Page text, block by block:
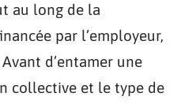
au long de la
par l’employeur,
d’entamer une
collective et le type de